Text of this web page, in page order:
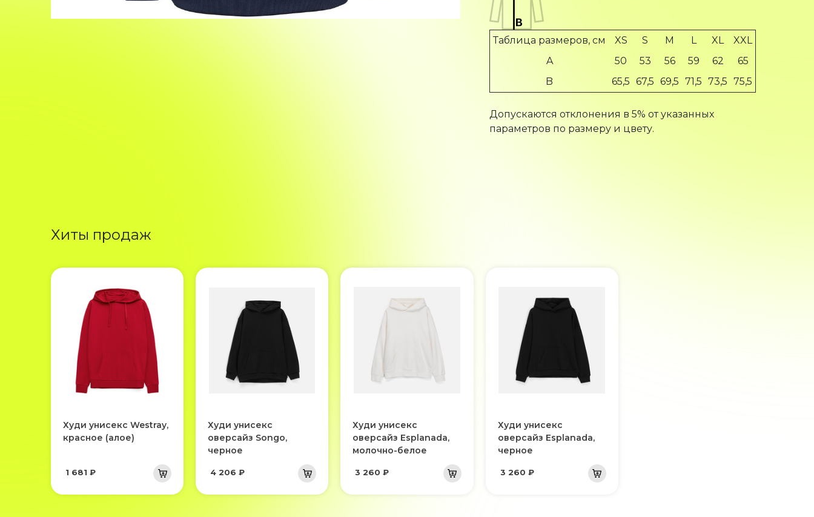
Таблица размеров, см XS S M L XL
XXL
A
50 53 56 59 62
65
B
65,5 67,5 69,5 71,5 73,5 75,5
Допускаются отклонения в 5% от указанных
параметров по размеру и цвету.
Хиты продаж
Худи унисекс Westray,
красное (алое)
1 681 ₽
Худи унисекс
оверсайз Songo,
черное
4 206 ₽
Худи унисекс
оверсайз Esplanada,
молочно-белое
3 260 ₽
Худи унисекс
оверсайз Esplanada,
черное
3 260 ₽